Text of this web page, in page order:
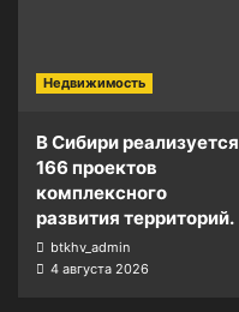
Недвижимость
В Сибири реализуется
166 проектов
комплексного
развития территорий.
btkhv_admin
4 августа 2026